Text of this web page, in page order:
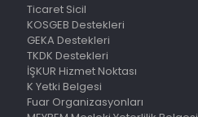
Ticaret Sicil
KOSGEB Destekleri
GEKA Destekleri
TKDK Destekleri
İŞKUR Hizmet Noktası
K Yetki Belgesi
Fuar Organizasyonları